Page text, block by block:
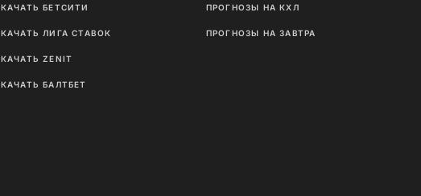
БЕТСИТИ
ЛИГА СТАВОК
ZENIT
БАЛТБЕТ
ПРОГНОЗЫ НА КХЛ
ПРОГНОЗЫ НА ЗАВТРА